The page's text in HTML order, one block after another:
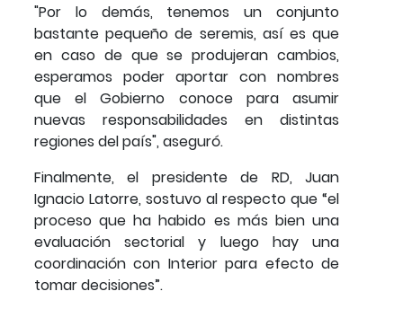
"Por lo demás, tenemos un conjunto
bastante pequeño de seremis, así es que
en caso de que se produjeran cambios,
esperamos poder aportar con nombres
que el Gobierno conoce para asumir
nuevas responsabilidades en distintas
regiones del país", aseguró.
Finalmente, el presidente de RD, Juan
Ignacio Latorre, sostuvo al respecto que “el
proceso que ha habido es más bien una
evaluación sectorial y luego hay una
coordinación con Interior para efecto de
tomar decisiones”.